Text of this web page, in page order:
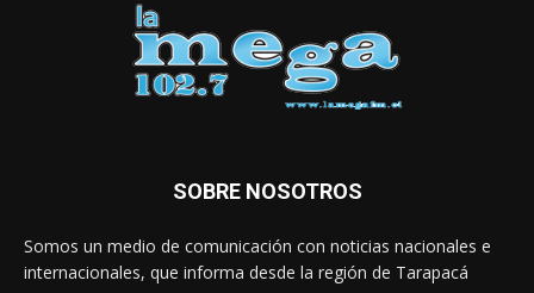
SOBRE NOSOTROS
Somos un medio de comunicación con noticias nacionales e
internacionales, que informa desde la región de Tarapacá